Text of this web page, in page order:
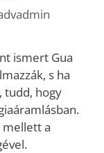
ismert Gua
s ha
tudd, hogy
mellett a